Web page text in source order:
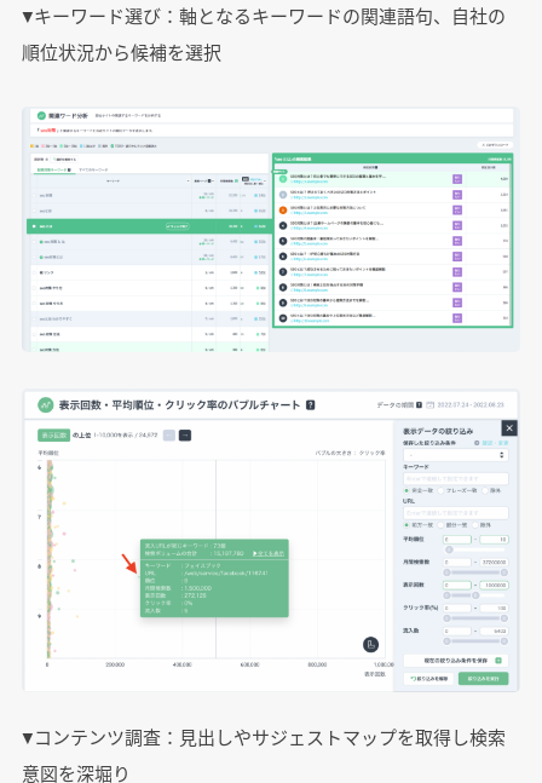
▼キーワード選び：軸となるキーワードの関連語句、自社の
順位状況から候補を選択
▼コンテンツ調査：見出しやサジェストマップを取得し検索
意図を深堀り